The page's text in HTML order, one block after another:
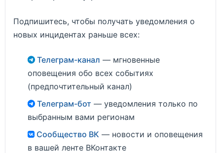
Подпишитесь, чтобы получать уведомления о
новых инцидентах раньше всех:
Телеграм-канал — мгновенные
оповещения обо всех событиях
(предпочтительный канал)
Телеграм-бот — уведомления только по
выбранным вами регионам
Сообщество ВК — новости и оповещения
в вашей ленте ВКонтакте